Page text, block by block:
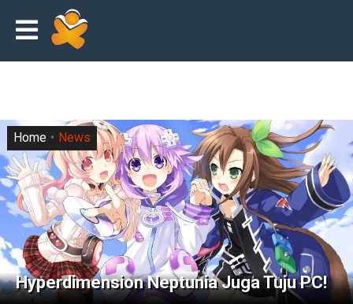
Hyperdimension Neptunia Juga Tuju PC!
Home News